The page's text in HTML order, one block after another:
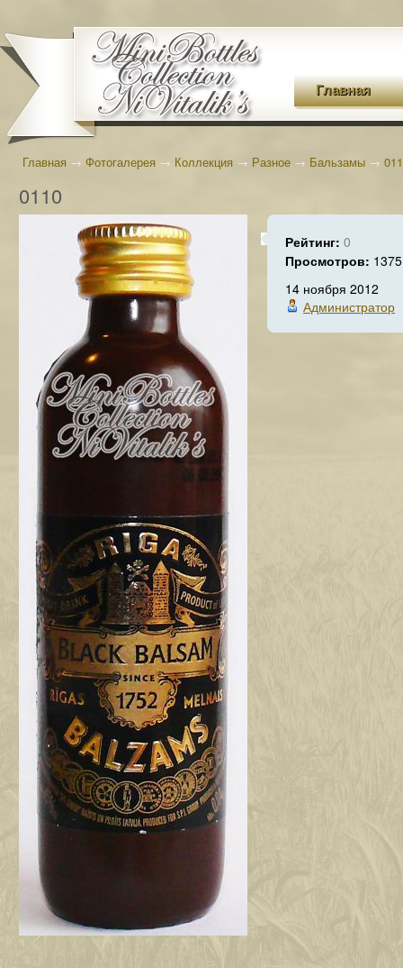
Главная
Главная → Фотогалерея → Коллекция → Разное → Бальзамы →
0110
Рейтинг: 0
Просмотров: 1375
14 ноября 2012
Администратор